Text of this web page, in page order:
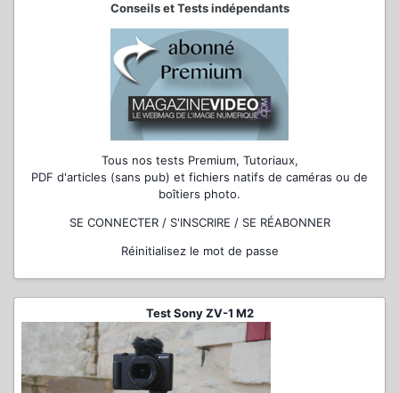
Conseils et Tests indépendants
Tous nos tests Premium, Tutoriaux,
PDF d'articles (sans pub) et fichiers natifs de caméras ou de
boîtiers photo.
SE CONNECTER / S'INSCRIRE / SE RÉABONNER
Réinitialisez le mot de passe
Test Sony ZV-1 M2